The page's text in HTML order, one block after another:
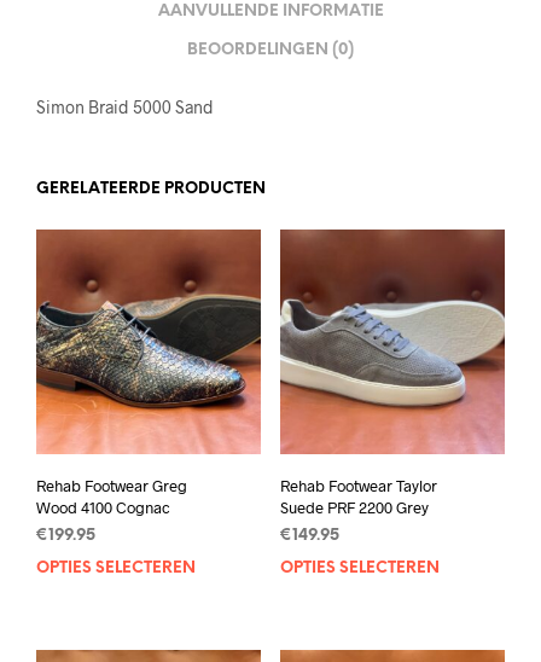
AANVULLENDE INFORMATIE
BEOORDELINGEN (0)
Simon Braid 5000 Sand
GERELATEERDE PRODUCTEN
Rehab Footwear Greg
Wood 4100 Cognac
€ 199.95
OPTIES SELECTEREN
Dit
meerdere
Rehab Footwear Taylor
Suede PRF 2200 Grey
€ 149.95
OPTIES SELECTEREN